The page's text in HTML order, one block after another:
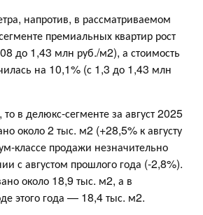
напротив, в рассматриваемом
премиальных квартир рост
до 1,43 млн руб./м2), а стоимость
на 10,1% (с 1,3 до 1,43 млн
в делюкс-сегменте за август 2025
около 2 тыс. м2 (+28,5% к августу
классе продажи незначительно
с августом прошлого года (-2,8%).
около 18,9 тыс. м2, а в
этого года — 18,4 тыс. м2.